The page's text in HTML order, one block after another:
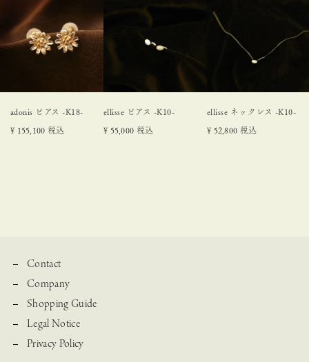
adonis ピアス -K18-
¥ 155,100 税込
ellisse ピアス -K10-
¥ 55,000 税込
ellisse ネックレス -K10-
¥ 52,800 税込
Contact
Company
Shopping Guide
Legal Notice
Privacy Policy